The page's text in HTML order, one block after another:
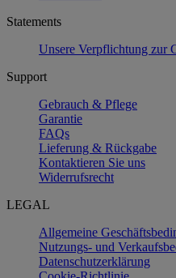
Statements
Unsere Verpflichtung zur
Support
Gebrauch & Pflege
Garantie
FAQs
Lieferung & Rückgabe
Kontaktieren Sie uns
Widerrufsrecht
LEGAL
Allgemeine
Nutzungs- und
Datenschutzerklärung